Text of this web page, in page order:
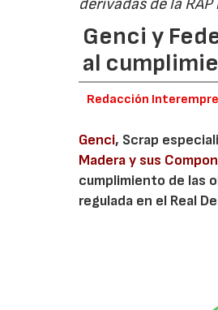
derivadas de la
Genci y
al
Redacción
Genci, Scrap
Madera y sus
cumplimiento de las
regulada en el Real